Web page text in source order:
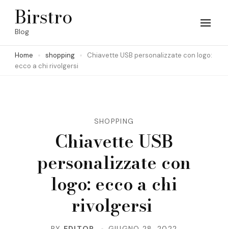
Skip
(Press
Birstro
Blog
Home shopping
Chiavette USB personalizzate con logo:
ecco a chi rivolgersi
SHOPPING
Chiavette USB
personalizzate con
logo: ecco a chi
rivolgersi